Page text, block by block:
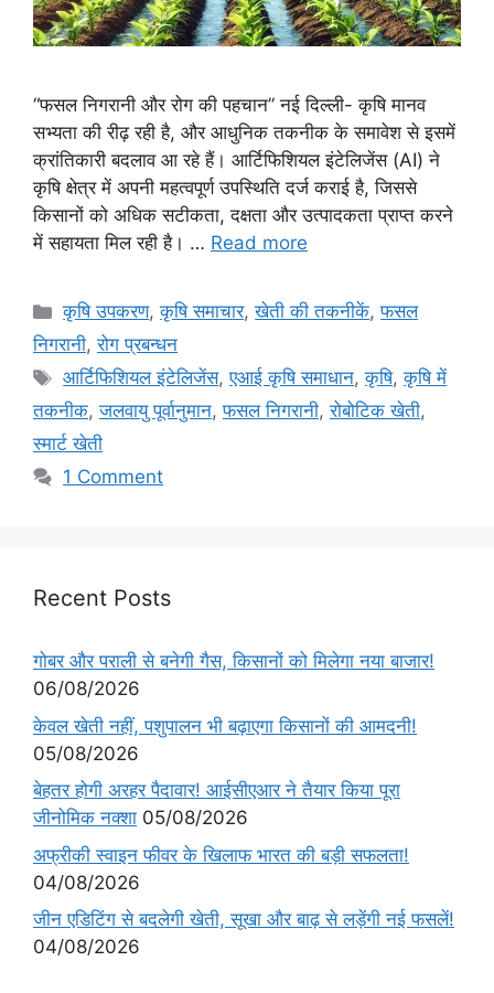
“फसल निगरानी और रोग की पहचान” नई दिल्ली- कृषि मानव
सभ्यता की रीढ़ रही है, और आधुनिक तकनीक के समावेश से इसमें
क्रांतिकारी बदलाव आ रहे हैं। आर्टिफिशियल इंटेलिजेंस (AI) ने
कृषि क्षेत्र में अपनी महत्वपूर्ण उपस्थिति दर्ज कराई है, जिससे
किसानों को अधिक सटीकता, दक्षता और उत्पादकता प्राप्त करने
में सहायता मिल रही है। … Read more
कृषि उपकरण,कृषि समाचार,खेती की तकनीकें,फसल
निगरानी,रोग प्रबन्धन
आर्टिफिशियल इंटेलिजेंस,एआई कृषि समाधान,कृषि,कृषि में
तकनीक,जलवायु पूर्वानुमान,फसल निगरानी,रोबोटिक खेती,
स्मार्ट खेती
1 Comment
Recent Posts
गोबर और पराली से बनेगी गैस, किसानों को मिलेगा नया बाजार!
06/08/2026
केवल खेती नहीं, पशुपालन भी बढ़ाएगा किसानों की आमदनी!
05/08/2026
बेहतर होगी अरहर पैदावार! आईसीएआर ने तैयार किया पूरा
जीनोमिक नक्शा 05/08/2026
अफ्रीकी स्वाइन फीवर के खिलाफ भारत की बड़ी सफलता!
04/08/2026
जीन एडिटिंग से बदलेगी खेती, सूखा और बाढ़ से लड़ेंगी नई फसलें!
04/08/2026